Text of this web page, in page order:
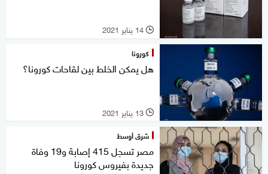
l 14 يناير 2021
كورونا
هل يمكن الخلط بين لقاحات كورونا؟
l 13 يناير 2021
شرق أوسط
مصر تسجل 415 إصابة و19 وفاة
جديدة بفيروس كورونا